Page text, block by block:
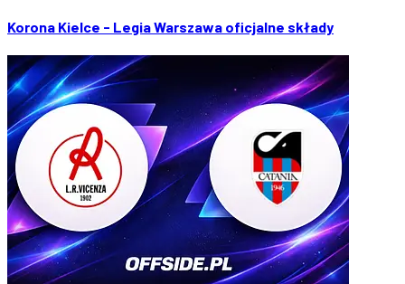
Korona Kielce - Legia Warszawa oficjalne składy